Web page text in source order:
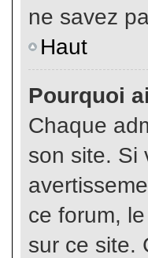
ne savez
Haut
Pourquoi
Chaque
son site. Si
ce forum,
sur ce site.